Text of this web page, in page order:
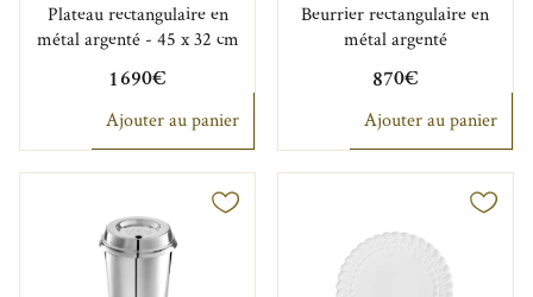
Plateau rectangulaire en
métal argenté - 45 x 32 cm
1 690€
Ajouter au panier
Beurrier rectangulaire en
métal argenté
870€
Ajouter au panier